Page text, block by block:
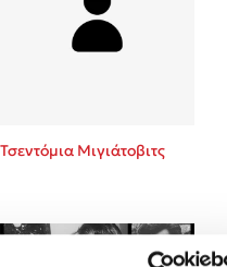
για το καλοκαίρι;
Τσεντόμια Μιγιάτοβιτς